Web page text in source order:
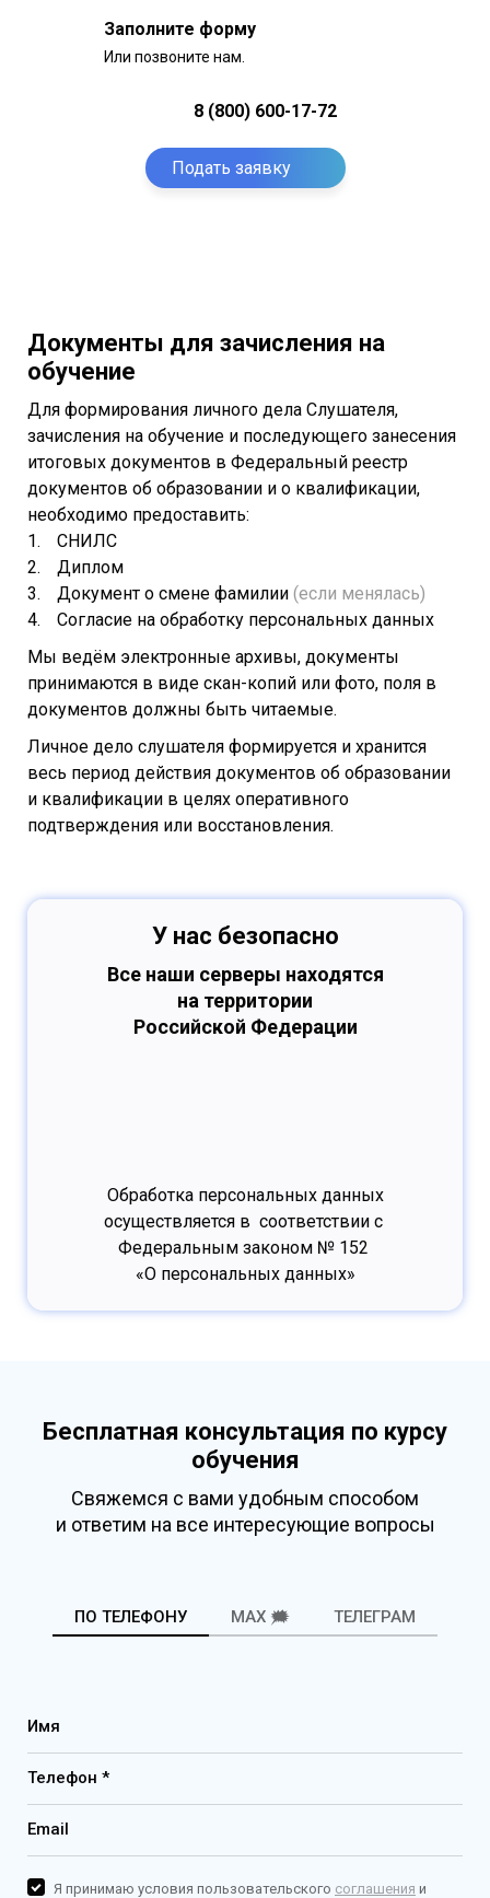
Заполните форму
Или позвоните нам.
8 (800) 600-17-72
Подать заявку
Документы для зачисления на
обучение
Для формирования личного дела Слушателя,
зачисления на обучение и последующего занесения
итоговых документов в Федеральный реестр
документов об образовании и о квалификации,
необходимо предоставить:
СНИЛС
Диплом
Документ о смене фамилии (если менялась)
Согласие на обработку персональных данных
Мы ведём электронные архивы, документы
принимаются в виде скан-копий или фото, поля в
документов должны быть читаемые.
Личное дело слушателя формируется и хранится
весь период действия документов об образовании
и квалификации в целях оперативного
подтверждения или восстановления.
У нас безопасно
Все наши серверы находятся
на территории
Российской Федерации
Обработка персональных данных
осуществляется в соответствии с
Федеральным законом № 152
«О персональных данных»
Бесплатная консультация по курсу
обучения
Свяжемся с вами удобным способом
и ответим на все интересующие вопросы
ПО ТЕЛЕФОНУ MAX 🗯️ ТЕЛЕГРАМ
Имя
Телефон *
Email
Я принимаю условия пользовательского соглашения и